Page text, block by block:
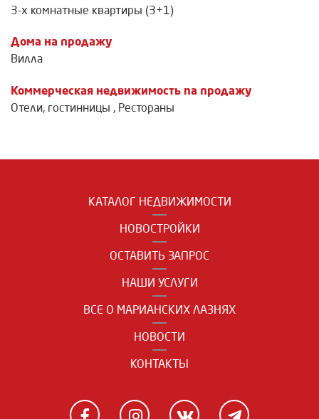
3-х комнатные квартиры (3+1)
Дома на продажу
Вилла
Коммерческая недвижимость na продажу
Отели, гостинницы , Рестораны
КАТАЛОГ НЕДВИЖИМОСТИ
НОВОСТРОЙКИ
ОСТАВИТЬ ЗАПРОС
НАШИ УСЛУГИ
ВСЕ О МАРИАНСКИХ ЛАЗНЯХ
НОВОСТИ
КОНТАКТЫ